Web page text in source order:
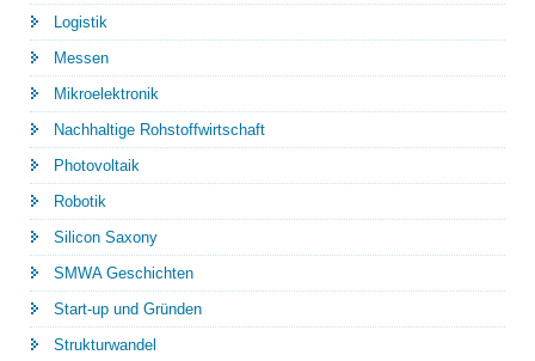
Logistik
Messen
Mikroelektronik
Nachhaltige Rohstoffwirtschaft
Photovoltaik
Robotik
Silicon Saxony
SMWA Geschichten
Start-up und Gründen
Strukturwandel